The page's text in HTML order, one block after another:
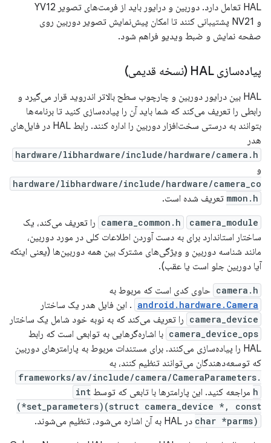
HAL تعامل دارد. دوربین و درایور باید از فرمت‌های تصویر YV12
و NV21 پشتیبانی کنند تا امکان پیش‌نمایش تصویر دوربین روی
صفحه نمایش و ضبط ویدیو فراهم شود.
پیاده‌سازی HAL (نسخه قدیمی)
HAL بین درایور دوربین و چارچوب سطح بالاتر اندروید قرار می‌گیرد و
رابطی را تعریف می‌کند که شما باید آن را پیاده‌سازی کنید تا برنامه‌ها
بتوانند به درستی سخت‌افزار دوربین را اداره کنند. رابط HAL در فایل‌های
هدر
hardware/libhardware/include/hardware/camera.h
و
hardware/libhardware/include/hardware/camera_co
mmon.h تعریف شده است.
camera_common.h camera_module
را تعریف می‌کند، یک
ساختار استاندارد برای به دست آوردن اطلاعات کلی در مورد دوربین،
مانند شناسه دوربین و ویژگی‌های مشترک بین همه دوربین‌ها (یعنی اینکه
آیا دوربین جلو است یا عقب).
camera.h حاوی کدی است که مربوط به
android.hardware.Camera . این فایل هدر یک ساختار
camera_device را تعریف می‌کند که به نوبه خود شامل یک ساختار
camera_device_ops با اشاره‌گرهایی به توابعی است که رابط
HAL را پیاده‌سازی می‌کنند. برای مستندات مربوط به پارامترهای دوربین
که توسعه‌دهندگان می‌توانند تنظیم کنند، به
frameworks/av/include/camera/CameraParameters.
h مراجعه کنید. این پارامترها با تابعی که توسط int
(*set_parameters)(struct camera_device *, const
char *parms) در HAL به آن اشاره می‌شود، تنظیم می‌شوند.